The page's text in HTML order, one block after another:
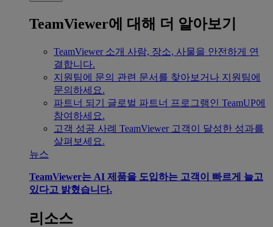
TeamViewer에 대해 더 알아보기
TeamViewer 소개 사람, 장소, 사물을 안전하게 연
결합니다.
지원팀에 문의 관련 문서를 찾아보거나 지원팀에
문의하세요.
파트너 되기
글로벌 파트너 프로그램인 TeamUP에
참여하세요.
고객 성공 사례 TeamViewer 고객이 달성한 성과를
살펴보세요.
뉴스
TeamViewer는 AI 제품을 도입하는 고객이 빠르게 늘고
있다고 밝혔습니다.
리소스